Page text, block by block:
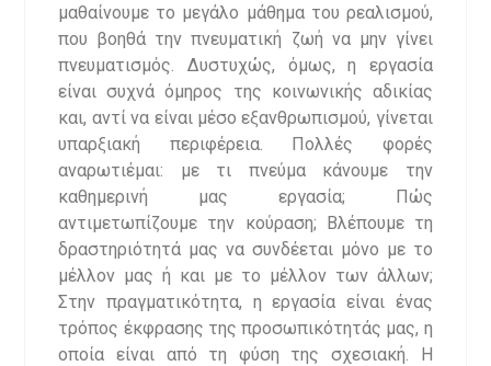
μαθαίνουμε το μεγάλο μάθημα του ρεαλισμού,
που βοηθά την πνευματική ζωή να μην γίνει
πνευματισμός. Δυστυχώς, όμως, η εργασία
είναι συχνά όμηρος της κοινωνικής αδικίας
και, αντί να είναι μέσο εξανθρωπισμού, γίνεται
υπαρξιακή περιφέρεια. Πολλές φορές
αναρωτιέμαι: με τι πνεύμα κάνουμε την
καθημερινή μας εργασία; Πώς
αντιμετωπίζουμε την κούραση; Βλέπουμε τη
δραστηριότητά μας να συνδέεται μόνο με το
μέλλον μας ή και με το μέλλον των άλλων;
Στην πραγματικότητα, η εργασία είναι ένας
τρόπος έκφρασης της προσωπικότητάς μας, η
οποία είναι από τη φύση της σχεσιακή. Η